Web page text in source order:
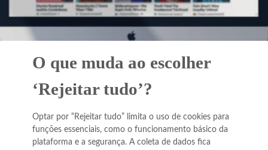
O que muda ao escolher
‘Rejeitar tudo’?
Optar por “Rejeitar tudo” limita o uso de cookies para
funções essenciais, como o funcionamento básico da
plataforma e a segurança. A coleta de dados fica